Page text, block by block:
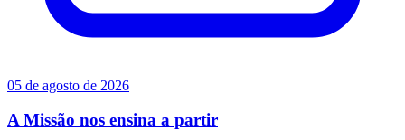
05 de agosto de 2026
A Missão nos ensina a partir